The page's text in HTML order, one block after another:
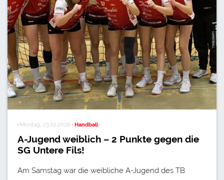
· Montag, 23.02.2026 · Handball ·
A-Jugend weiblich – 2 Punkte gegen die
SG Untere Fils!
Am Samstag war die weibliche A-Jugend des TB